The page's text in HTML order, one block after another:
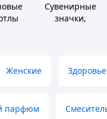
Сувенирные
значки,
Женские Здоровье
парфюм